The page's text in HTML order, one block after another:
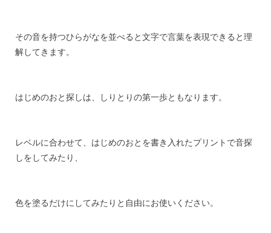
その音を持つひらがなを並べると文字で言葉を表現できると理
解してきます。
はじめのおと探しは、しりとりの第一歩ともなります。
レベルに合わせて、はじめのおとを書き入れたプリントで音探
しをしてみたり、
色を塗るだけにしてみたりと自由にお使いください。